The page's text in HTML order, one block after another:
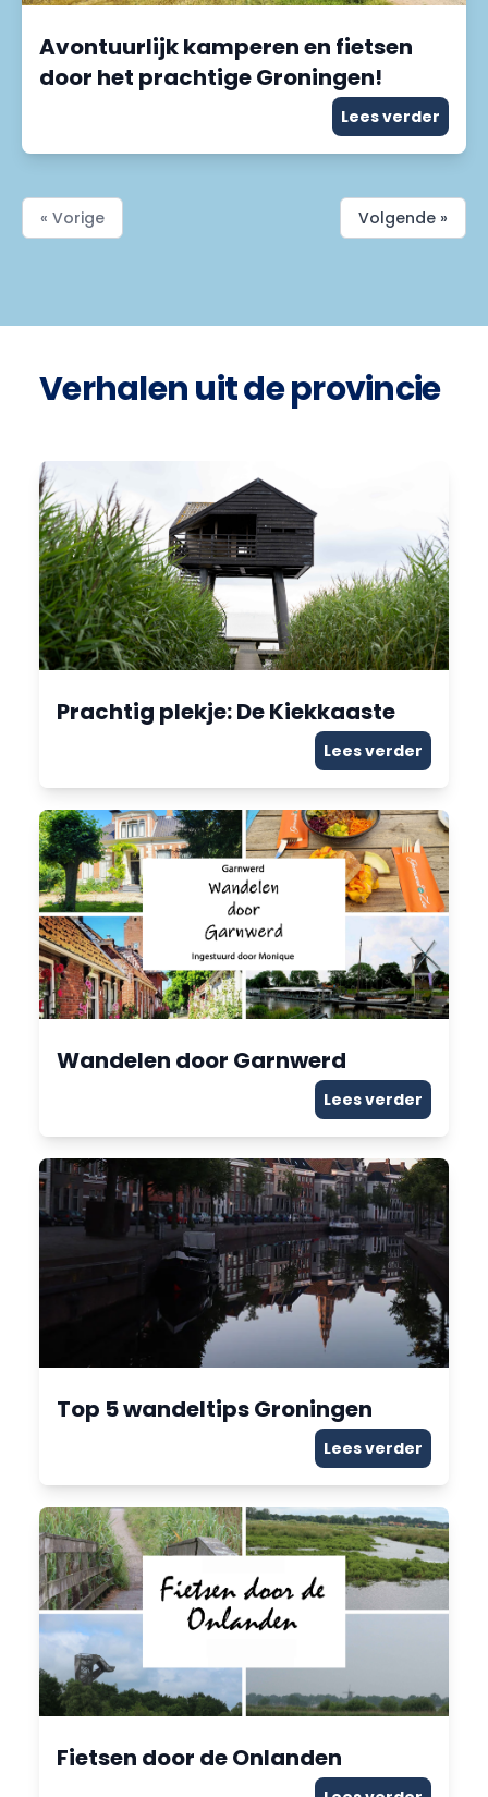
Avontuurlijk kamperen en fietsen
door het prachtige Groningen!
Lees verder
« Vorige Volgende »
Verhalen uit de provincie
Prachtig plekje: De Kiekkaaste
Lees verder
Wandelen door Garnwerd
Lees verder
Top 5 wandeltips Groningen
Lees verder
Fietsen door de Onlanden